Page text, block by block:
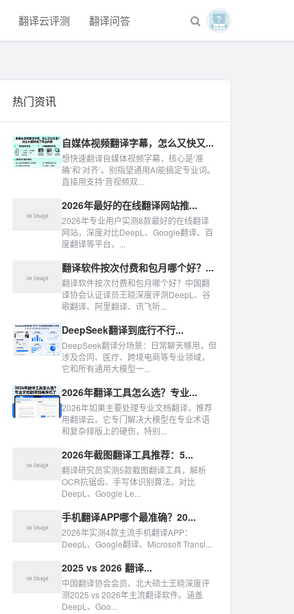
翻译云评测 翻译问答
热门资讯
自媒体视频翻译字幕，怎么又快又...
想快速翻译自媒体视频字幕，核心是‘准
确’和‘对齐’。别指望通用AI能搞定专业词。
直接用支持‘音视频双...
2026年最好的在线翻译网站推...
2026年专业用户实测8款最好的在线翻译
网站，深度对比DeepL、Google翻译、百
度翻译等平台，...
翻译软件按次付费和包月哪个好？...
翻译软件按次付费和包月哪个好？中国翻
译协会认证译员王晓深度评测DeepL、谷
歌翻译、阿里翻译、讯飞听...
DeepSeek翻译到底行不行...
DeepSeek翻译分场景：日常聊天够用，但
涉及合同、医疗、跨境电商等专业领域，
它和所有通用大模型一...
2026年翻译工具怎么选？专业...
2026年如果主要处理专业文档翻译，推荐
用翻译云。它专门解决大模型在专业术语
和复杂排版上的硬伤，特别...
2026年截图翻译工具推荐：5...
翻译研究员实测5款截图翻译工具，解析
OCR抗锯齿、手写体识别算法。对比
DeepL、Google Le...
手机翻译APP哪个最准确？20...
2026年实测4款主流手机翻译APP：
DeepL、Google翻译、Microsoft Transl...
2025 vs 2026 翻译...
中国翻译协会会员、北大硕士王晓深度评
测2025 vs 2026年主流翻译软件。涵盖
DeepL、Goo...